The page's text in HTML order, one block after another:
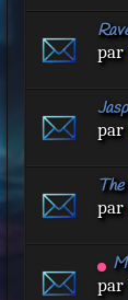
par
par
par
par